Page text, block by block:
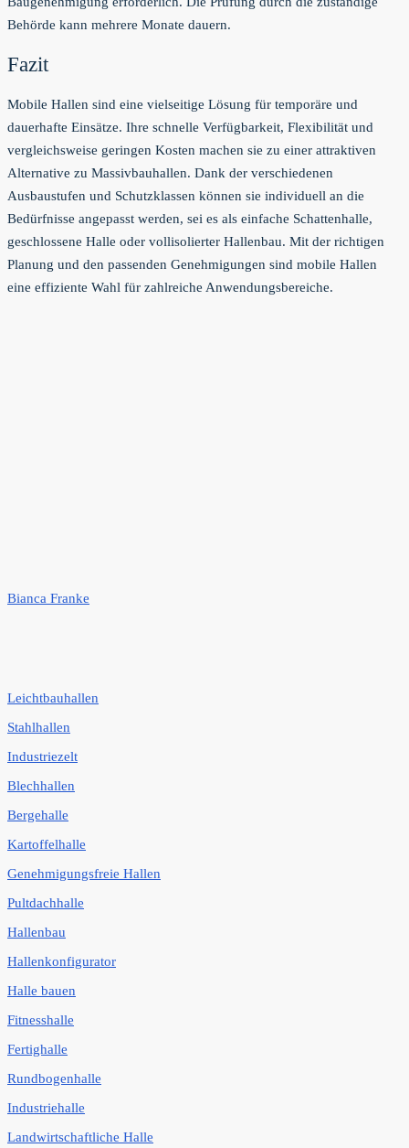
Behörde kann mehrere Monate dauern.
Fazit
Mobile Hallen sind eine vielseitige Lösung für temporäre und
dauerhafte Einsätze. Ihre schnelle Verfügbarkeit, Flexibilität und
vergleichsweise geringen Kosten machen sie zu einer attraktiven
Alternative zu Massivbauhallen. Dank der verschiedenen
Ausbaustufen und Schutzklassen können sie individuell an die
Bedürfnisse angepasst werden, sei es als einfache Schattenhalle,
geschlossene Halle oder vollisolierter Hallenbau. Mit der richtigen
Planung und den passenden Genehmigungen sind mobile Hallen
eine effiziente Wahl für zahlreiche Anwendungsbereiche.
Bianca Franke
Leichtbauhallen
Stahlhallen
Industriezelt
Blechhallen
Bergehalle
Kartoffelhalle
Genehmigungsfreie Hallen
Pultdachhalle
Hallenbau
Hallenkonfigurator
Halle bauen
Fitnesshalle
Fertighalle
Rundbogenhalle
Industriehalle
Landwirtschaftliche Halle